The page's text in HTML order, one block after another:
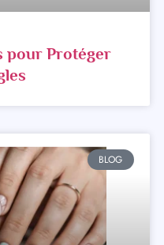
pour Protéger
BLOG